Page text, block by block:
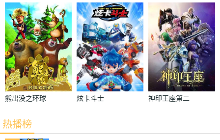
界篇
日记
熊出没之环球
炫卡斗士
神印王座第二
热播榜